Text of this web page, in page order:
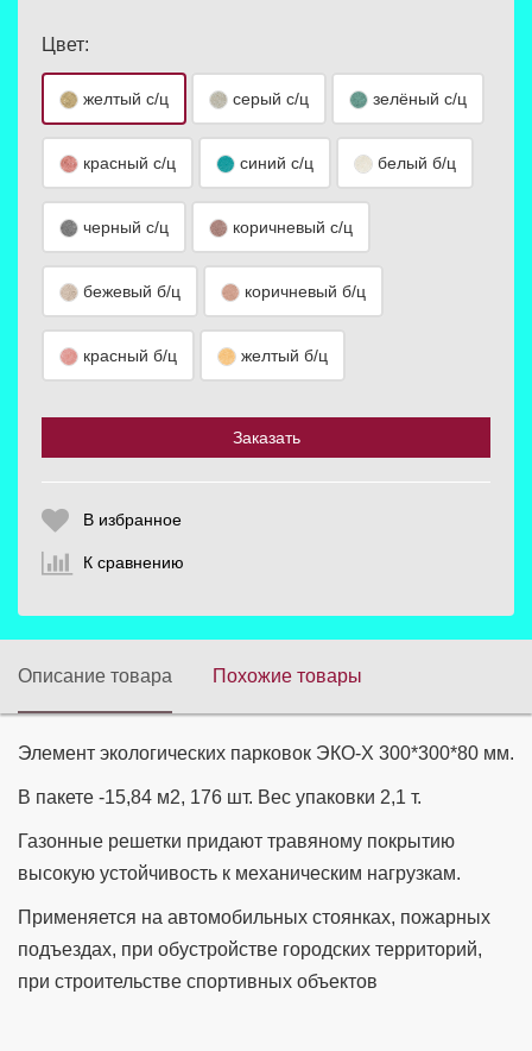
Цвет:
желтый с/ц серый с/ц зелёный с/ц
красный с/ц синий с/ц белый б/ц
черный с/ц коричневый с/ц
бежевый б/ц коричневый б/ц
красный б/ц желтый б/ц
Выберите количество:
Продолжить Отмена
Заказать
В избранное
К сравнению
Описание товара Похожие товары
Элемент экологических парковок ЭКО-Х 300*300*80 мм.
В пакете -15,84 м2, 176 шт. Вес упаковки 2,1 т.
Газонные решетки придают травяному покрытию
высокую устойчивость к механическим нагрузкам.
Применяется на автомобильных стоянках, пожарных
подъездах, при обустройстве городских территорий,
при строительстве спортивных объектов